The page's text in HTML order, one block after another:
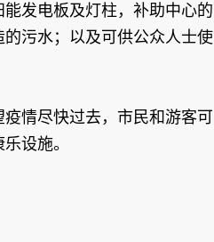
发电板及灯柱，补助中心的
污水；以及可供公众人士使
情尽快过去，市民和游客可
设施。